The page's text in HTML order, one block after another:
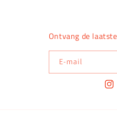
Ontvang de
E‑mail